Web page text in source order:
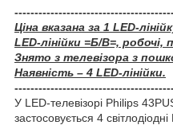
Ціна вказана за 1 LED-
LED-лінійки =Б/В=, робочі,
Знято з телевізора з
Наявність – 4 LED-лінійки.
У LЕD-телевізорі Philips
застосовується 4 світлодіодні